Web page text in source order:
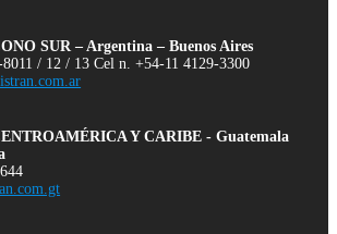
SUR – Argentina – Buenos Aires
/ 12 / 13 Cel n. +54-11 4129-3300
Y CARIBE - Guatemala